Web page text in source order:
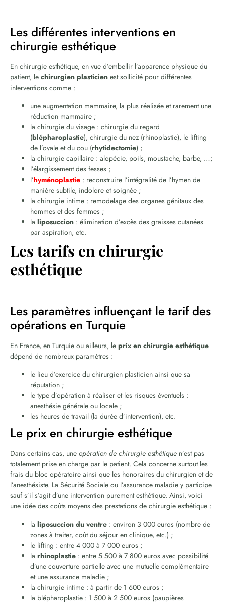
Les différentes interventions en
chirurgie esthétique
En chirurgie esthétique, en vue d’embellir l’apparence physique du
patient, le chirurgien plasticien est sollicité pour différentes
interventions comme :
une augmentation mammaire, la plus réalisée et rarement une
réduction mammaire ;
la chirurgie du visage : chirurgie du regard
(blépharoplastie), chirurgie du nez (rhinoplastie), le lifting
de l’ovale et du cou (rhytidectomie) ;
la chirurgie capillaire : alopécie, poils, moustache, barbe, …;
l’élargissement des fesses ;
l’hyménoplastie : reconstruire l’intégralité de l’hymen de
manière subtile, indolore et soignée ;
la chirurgie intime : remodelage des organes génitaux des
hommes et des femmes ;
la liposuccion : élimination d’excès des graisses cutanées
par aspiration, etc.
Les tarifs en chirurgie
esthétique
Les paramètres influençant le tarif des
opérations en Turquie
En France, en Turquie ou ailleurs, le prix en chirurgie esthétique
dépend de nombreux paramètres :
le lieu d’exercice du chirurgien plasticien ainsi que sa
réputation ;
le type d’opération à réaliser et les risques éventuels :
anesthésie générale ou locale ;
les heures de travail (la durée d’intervention), etc.
Le prix en chirurgie esthétique
Dans certains cas, une opération de chirurgie esthétique n’est pas
totalement prise en charge par le patient. Cela concerne surtout les
frais du bloc opératoire ainsi que les honoraires du chirurgien et de
l’anesthésiste. La Sécurité Sociale ou l’assurance maladie y participe
sauf s’il s’agit d’une intervention purement esthétique. Ainsi, voici
une idée des coûts moyens des prestations de chirurgie esthétique :
la liposuccion du ventre : environ 3 000 euros (nombre de
zones à traiter, coût du séjour en clinique, etc.) ;
le lifting : entre 4 000 à 7 000 euros ;
la rhinoplastie : entre 5 500 à 7 800 euros avec possibilité
d’une couverture partielle avec une mutuelle complémentaire
et une assurance maladie ;
la chirurgie intime : à partir de 1 600 euros ;
la blépharoplastie : 1 500 à 2 500 euros (paupières